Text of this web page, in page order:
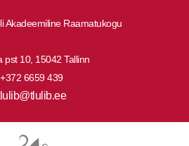
Akadeemiline Raamatukogu
pst 10, 15042 Tallinn
+372 6659 439